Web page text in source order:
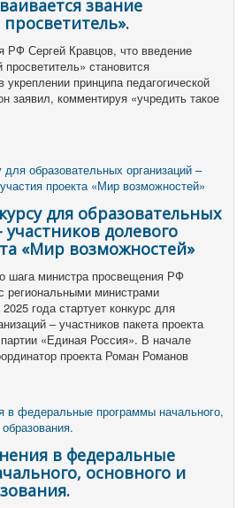
звание
РФ Сергей Кравцов, что введение
становится
принципа педагогической
заявил, комментируя «учредить такое
для образовательных
долевого
«Мир возможностей»
шага министра просвещения РФ
региональными министрами
года стартует конкурс для
– участников пакета проекта
«Единая Россия». В начале
проекта Роман Романов
в федеральные
основного и